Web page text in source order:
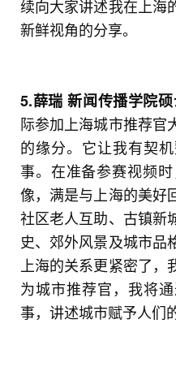
续向大家讲述我在上海
新鲜视角的分享。
5.薛瑞新闻传播学院
际参加上海城市推荐官
的缘分。它让我有契
事。在准备参赛视频
像，满是与上海的美好
社区老人互助、古镇新
史、郊外风景及城市品
上海的关系更紧密了
为城市推荐官，我将
事，讲述城市赋予人们